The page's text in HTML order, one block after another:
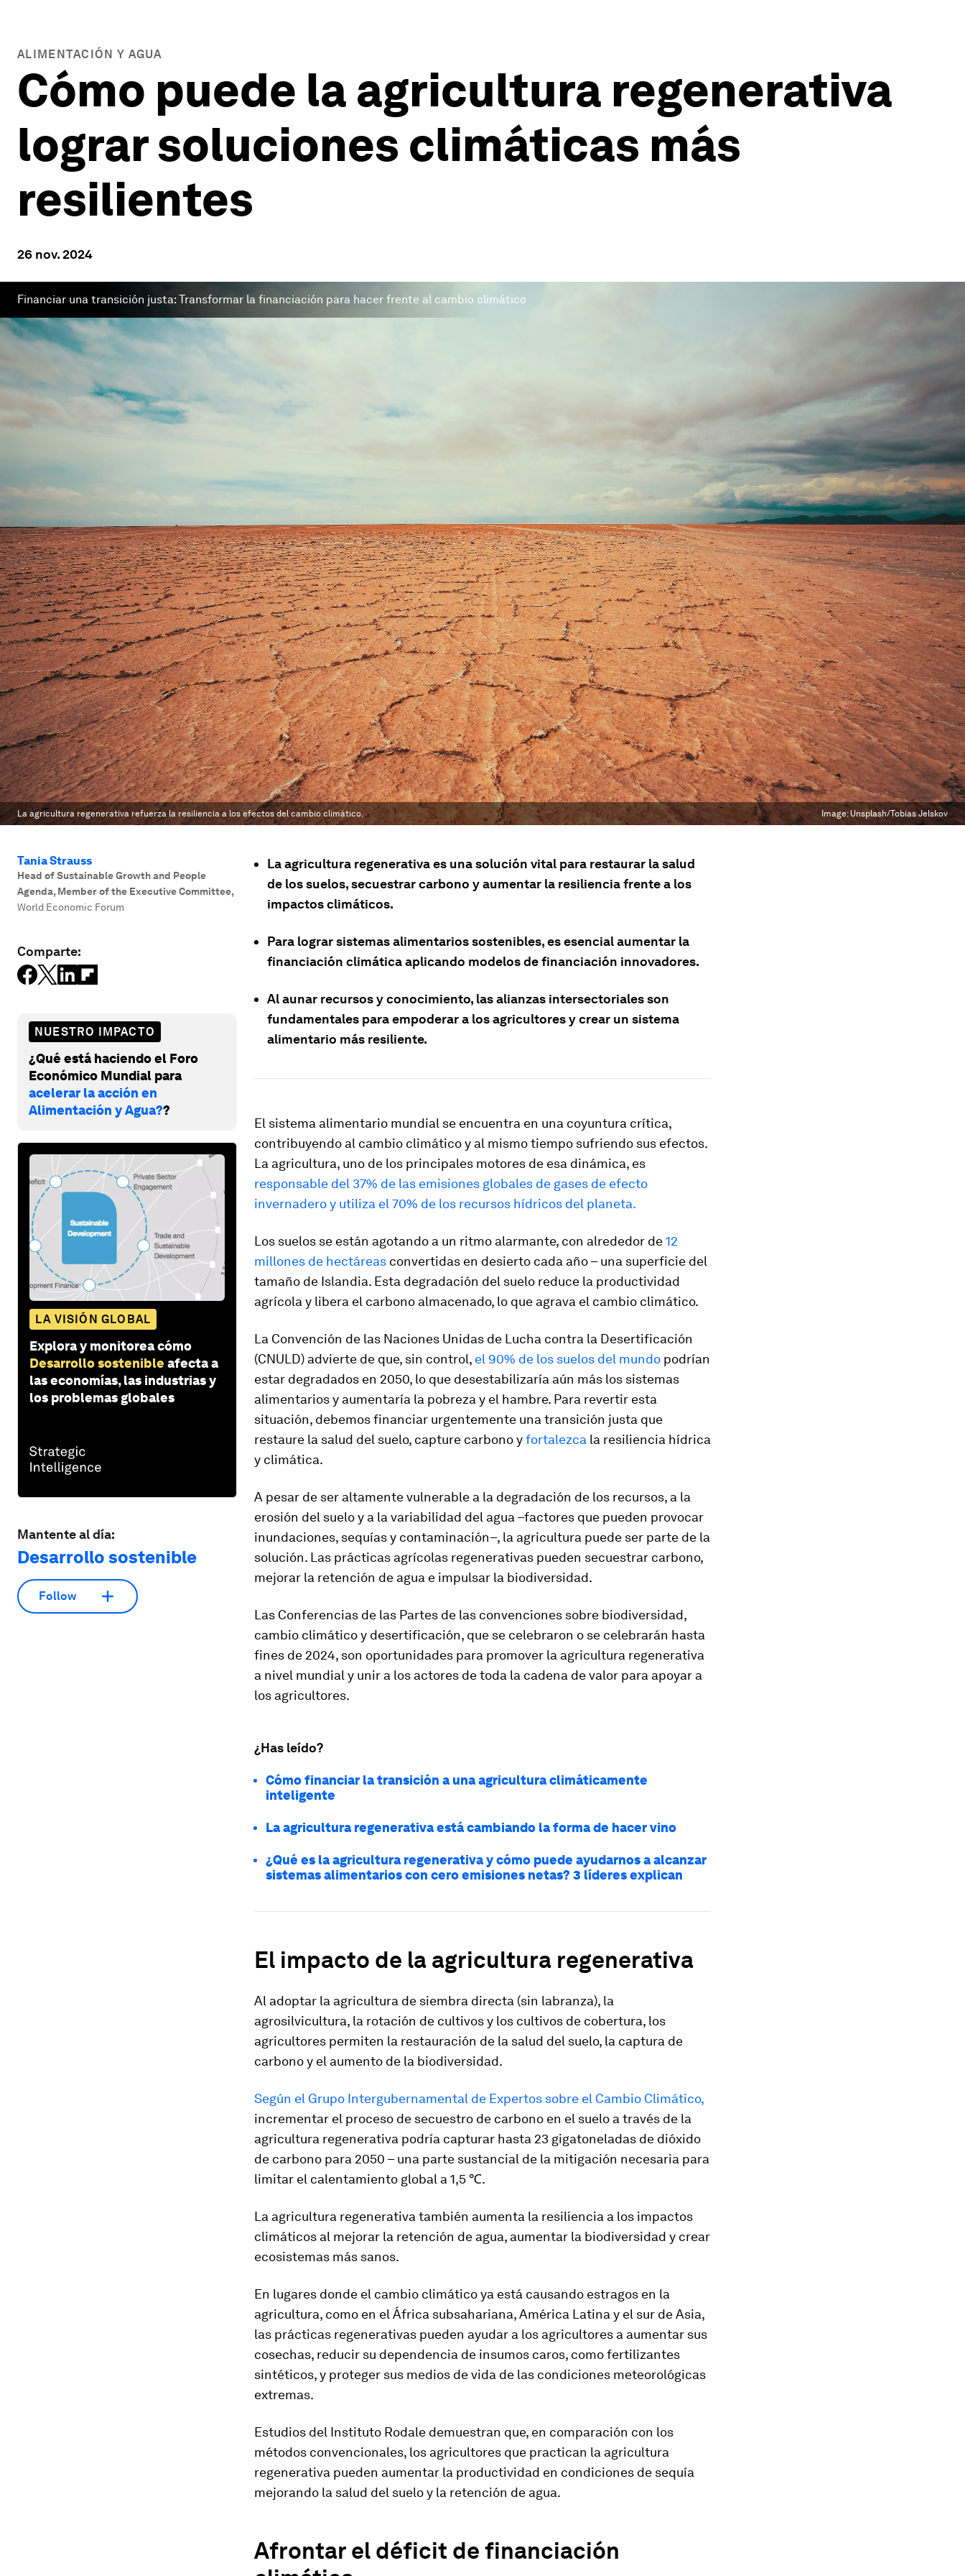
ALIMENTACIÓN Y AGUA
Cómo puede la agricultura regenerativa
lograr soluciones climáticas más
resilientes
26 nov. 2024
Financiar una transición justa: Transformar la financiación para hacer frente al cambio climático
La agricultura regenerativa refuerza la resiliencia a los efectos del cambio climático. Image:Unsplash/Tobias Jelskov
Tania Strauss
Head of Sustainable Growth and People
Agenda, Member of the Executive Committee,
World Economic Forum
Comparte:
NUESTRO IMPACTO
¿Qué está haciendo el Foro
Económico Mundial para
acelerar la acción en
Alimentación y Agua??
LA VISIÓN GLOBAL
Explora y monitorea cómo
Desarrollo sostenible afecta a
las economías, las industrias y
los problemas globales
Mantente al día:
Desarrollo sostenible
Follow
La agricultura regenerativa es una solución vital para restaurar la salud
de los suelos, secuestrar carbono y aumentar la resiliencia frente a los
impactos climáticos.
Para lograr sistemas alimentarios sostenibles, es esencial aumentar la
financiación climática aplicando modelos de financiación innovadores.
Al aunar recursos y conocimiento, las alianzas intersectoriales son
fundamentales para empoderar a los agricultores y crear un sistema
alimentario más resiliente.
El sistema alimentario mundial se encuentra en una coyuntura crítica,
contribuyendo al cambio climático y al mismo tiempo sufriendo sus efectos.
La agricultura, uno de los principales motores de esa dinámica, es
responsable del 37% de las emisiones globales de gases de efecto
invernadero y utiliza el 70% de los recursos hídricos del planeta.
Los suelos se están agotando a un ritmo alarmante, con alrededor de12
millones de hectáreas convertidas en desierto cada año – una superficie del
tamaño de Islandia. Esta degradación del suelo reduce la productividad
agrícola y libera el carbono almacenado, lo que agrava el cambio climático.
La Convención de las Naciones Unidas de Lucha contra la Desertificación
(CNULD) advierte de que, sin control, el 90% de los suelos del mundo podrían
estar degradados en 2050, lo que desestabilizaría aún más los sistemas
alimentarios y aumentaría la pobreza y el hambre. Para revertir esta
situación, debemos financiar urgentemente una transición justa que
restaure la salud del suelo, capture carbono yfortalezca la resiliencia hídrica
y climática.
A pesar de ser altamente vulnerable a la degradación de los recursos, a la
erosión del suelo y a la variabilidad del agua –factores que pueden provocar
inundaciones, sequías y contaminación–, la agricultura puede ser parte de la
solución. Las prácticas agrícolas regenerativas pueden secuestrar carbono,
mejorar la retención de agua e impulsar la biodiversidad.
Las Conferencias de las Partes de las convenciones sobre biodiversidad,
cambio climático y desertificación, que se celebraron o se celebrarán hasta
fines de 2024, son oportunidades para promover la agricultura regenerativa
a nivel mundial y unir a los actores de toda la cadena de valor para apoyar a
los agricultores.
¿Has leído?
Cómo financiar la transición a una agricultura climáticamente
inteligente
La agricultura regenerativa está cambiando la forma de hacer vino
¿Qué es la agricultura regenerativa y cómo puede ayudarnos a alcanzar
sistemas alimentarios con cero emisiones netas? 3 líderes explican
El impacto de la agricultura regenerativa
Al adoptar la agricultura de siembra directa (sin labranza), la
agrosilvicultura, la rotación de cultivos y los cultivos de cobertura, los
agricultores permiten la restauración de la salud del suelo, la captura de
carbono y el aumento de la biodiversidad.
Según el Grupo Intergubernamental de Expertos sobre el Cambio Climático,
incrementar el proceso de secuestro de carbono en el suelo a través de la
agricultura regenerativa podría capturar hasta 23 gigatoneladas de dióxido
de carbono para 2050 – una parte sustancial de la mitigación necesaria para
limitar el calentamiento global a 1,5 ℃.
La agricultura regenerativa también aumenta la resiliencia a los impactos
climáticos al mejorar la retención de agua, aumentar la biodiversidad y crear
ecosistemas más sanos.
En lugares donde el cambio climático ya está causando estragos en la
agricultura, como en el África subsahariana, América Latina y el sur de Asia,
las prácticas regenerativas pueden ayudar a los agricultores a aumentar sus
cosechas, reducir su dependencia de insumos caros, como fertilizantes
sintéticos, y proteger sus medios de vida de las condiciones meteorológicas
extremas.
Estudios del Instituto Rodale demuestran que, en comparación con los
métodos convencionales, los agricultores que practican la agricultura
regenerativa pueden aumentar la productividad en condiciones de sequía
mejorando la salud del suelo y la retención de agua.
Afrontar el déficit de financiación